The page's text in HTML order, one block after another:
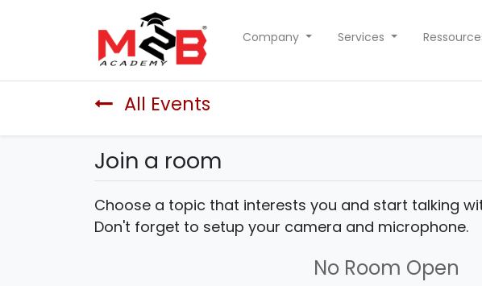
Company Services
All Events
Join a room
Choose a topic that interests you and start talking
Don't forget to setup your camera and microphone.
No Room Open